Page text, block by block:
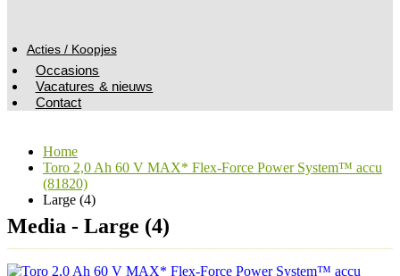
Acties / Koopjes
Occasions
Vacatures & nieuws
Contact
Home
Toro 2,0 Ah 60 V MAX* Flex-Force Power System™ accu
(81820)
Large (4)
Media - Large (4)